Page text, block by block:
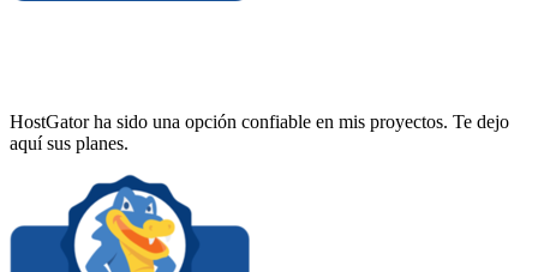
HostGator ha sido una opción confiable en mis proyectos. Te dejo
aquí sus planes.